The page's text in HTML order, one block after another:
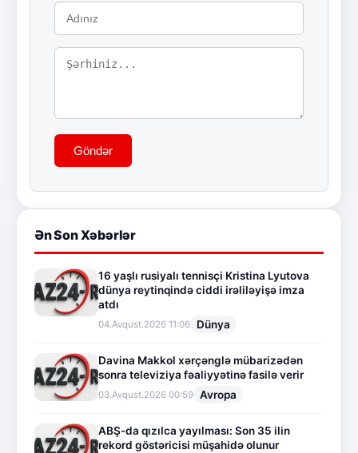
Göndər
Ən Son Xəbərlər
16 yaşlı rusiyalı tennisçi Kristina Lyutova
dünya reytinqində ciddi irəliləyişə imza
atdı
04.Avqust.2026 11:06 Dünya
Davina Makkol xərçənglə mübarizədən
sonra televiziya fəaliyyətinə fasilə verir
03.Avqust.2026 00:59 Avropa
ABŞ-da qızılca yayılması: Son 35 ilin
rekord göstəricisi müşahidə olunur